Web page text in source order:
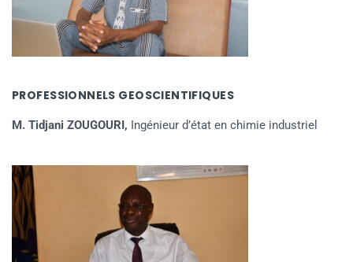
PROFESSIONNELS GEOSCIENTIFIQUES
M. Tidjani ZOUGOURI, Ingénieur d’état en chimie industriel